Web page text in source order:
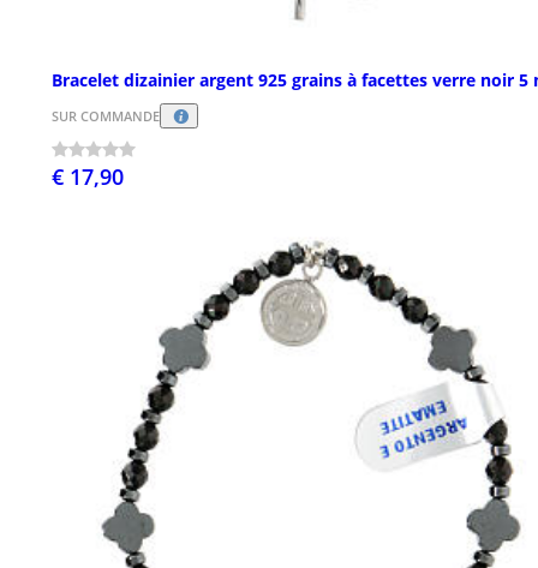
Bracelet dizainier argent 925 grains à facettes verre noir 5
SUR COMMANDE
€ 17,90